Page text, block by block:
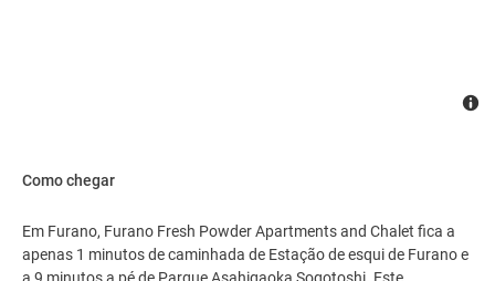
Como chegar
Em Furano, Furano Fresh Powder Apartments and Chalet fica a
apenas 1 minutos de caminhada de Estação de esqui de Furano e